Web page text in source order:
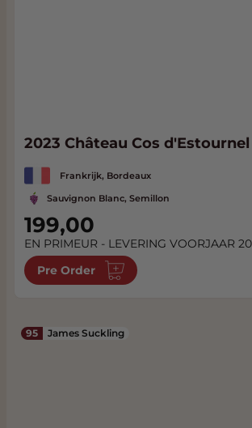
2023 Château Cos
Frankrijk, Bordeaux
Sauvignon Blanc, Semillon
199,00
EN PRIMEUR - LEVERING VOORJAAR
Pre Order
95 James Suckling